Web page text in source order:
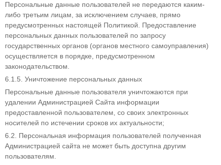
Персональные данные пользователей не передаются каким-
либо третьим лицам, за исключением случаев, прямо
предусмотренных настоящей Политикой. Предоставление
персональных данных пользователей по запросу
государственных органов (органов местного самоуправления)
осуществляется в порядке, предусмотренном
законодательством.
6.1.5. Уничтожение персональных данных
Персональные данные пользователя уничтожаются при
удалении Администрацией Сайта информации
предоставленной пользователем, со своих электронных
носителей по истечении сроков их актуальности;
6.2. Персональная информация пользователей полученная
Администрацией сайта не может быть доступна другим
пользователям.